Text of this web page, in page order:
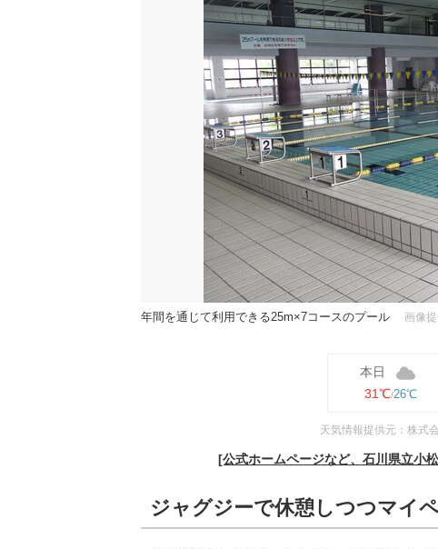
年間を通じて利用できる25m×7コースのプール 画像
本日
31℃ 26℃
天気情報提供元：株式
[公式ホームページなど、石川県立小
ジャグジーで休憩しつつマイ